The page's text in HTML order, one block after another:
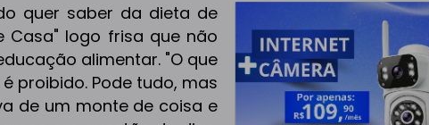
quer saber da dieta de
Casa" logo frisa que não
alimentar. "O que
proibido. Pode tudo, mas
de um monte de coisa e